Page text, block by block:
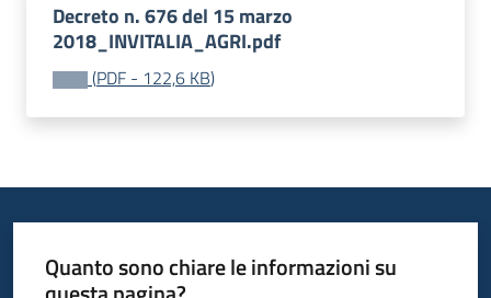
Decreto n. 676 del 15 marzo
2018_INVITALIA_AGRI.pdf
(PDF - 122,6 KB)
Quanto sono chiare le informazioni su